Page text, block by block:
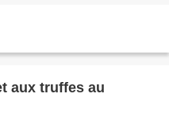
aux truffes au